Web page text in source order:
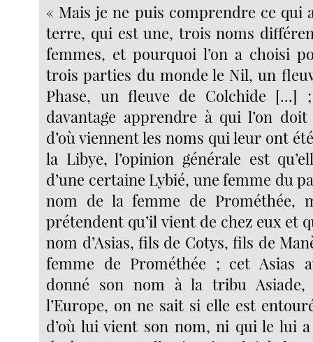
« Mais je ne puis comprendre ce qui
terre, qui est une, trois noms
femmes, et pourquoi l’on a choisi
trois parties du monde le Nil, un
Phase, un fleuve de Colchide [...]
davantage apprendre à qui l’on
d’où viennent les noms qui leur ont
la Libye, l’opinion générale est
d’une certaine Lybié, une femme du
nom de la femme de Prométhée,
prétendent qu’il vient de chez eux et
nom d’Asias, fils de Cotys, fils de
femme de Prométhée ; cet Asias
donné son nom à la tribu Asiade,
l’Europe, on ne sait si elle est
d’où lui vient son nom, ni qui le lui